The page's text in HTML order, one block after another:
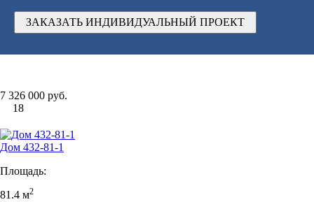
ЗАКАЗАТЬ ИНДИВИДУАЛЬНЫЙ ПРОЕКТ
7 326 000 руб.
18
Дом 432-81-1
Площадь:
81.4 м2